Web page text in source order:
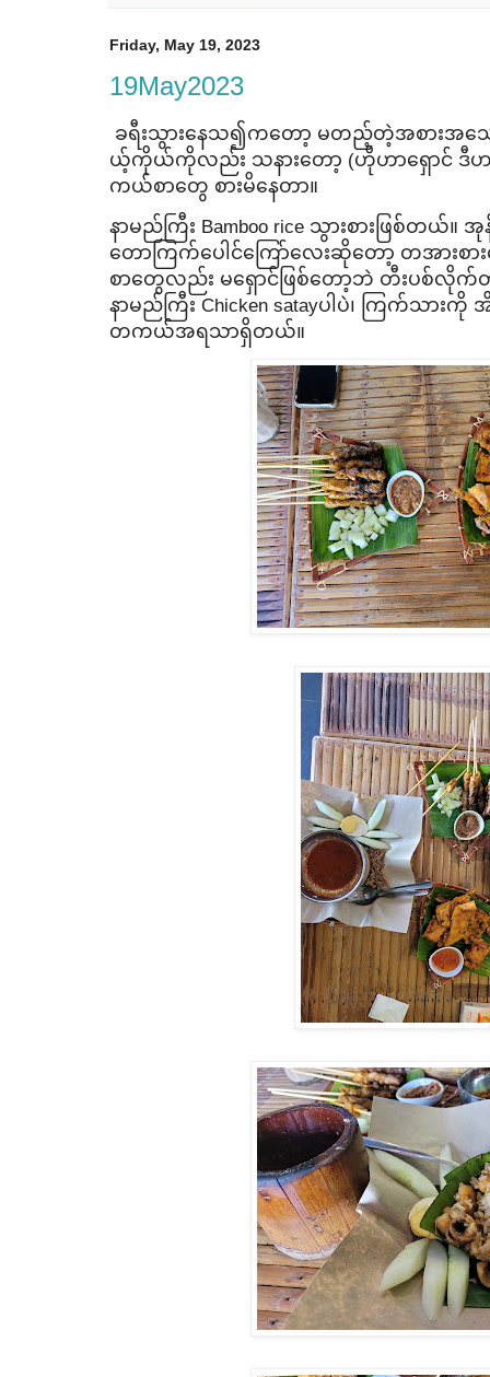
Friday, May 19, 2023
19May2023
ခရီးသွား​နေသ၍က​တော့ မတည့်တဲ့အစားအ​သေ
ယ့်ကိုယ်ကိုလည်း သနား​တော့ (ဟိုဟာ​ရှောင် ဒီဟာ
ကယ်စာ​တွေ စားမိ​နေတာ။
နာမည်ကြီး Bamboo rice သွားစားဖြစ်တယ်။
တောကြက်​ပေါင်​ကြော်​လေးဆို​တော့ တအားစား​
စာ​တွေလည်း မ​ရှောင်ဖြစ်​တော့ဘဲ တီးပစ်
နာမည်ကြီး Chicken satayပါပဲ၊ ကြက်သာ
တကယ်အရသာရှိတယ်။